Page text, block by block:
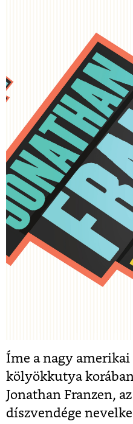
Íme a nagy amerikai
kölyökkutya
Jonathan Franzen,
díszvendége